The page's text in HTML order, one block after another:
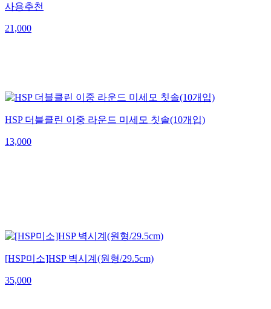
사용추천
21,000
HSP 더블클린 이중 라운드 미세모 칫솔(10개입)
13,000
[HSP미소]HSP 벽시계(원형/29.5cm)
35,000